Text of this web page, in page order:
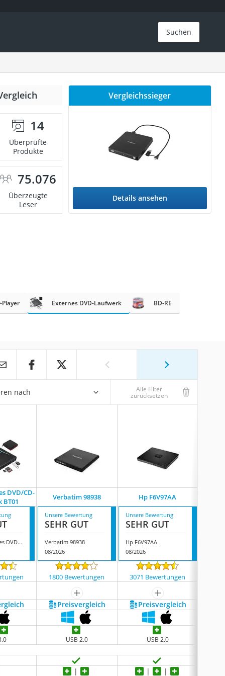
Suchen
14
Überprüfte
Produkte
75.076
Überzeugte
Leser
Vergleichssieger
Details ansehen
Player Externes DVD-Laufwerk BD-RE
nach Alle Filter
zurücksetzen
DVD/CD-
Verbatim 98938 Hp F6V97AA
Nolyth Externes DVD/CD-Laufwerk ‎BT01
Unsere Bewertung
SEHR GUT
Verbatim 98938
08/2026
Unsere Bewertung
SEHR GUT
Hp F6V97AA
08/2026
1800 Bewertungen 3071 Bewertungen
mehr anzeigen
mehr anzeigen
Preis­vergleich Preis­vergleich
USB 2.0 USB 2.0